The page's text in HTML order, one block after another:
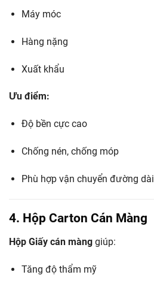
Máy móc
Hàng nặng
Xuất khẩu
Ưu điểm:
Độ bền cực cao
Chống nén, chống móp
Phù hợp vận chuyển đường dài
4. Hộp Carton Cán Màng
Hộp Giấy cán màng giúp:
Tăng độ thẩm mỹ